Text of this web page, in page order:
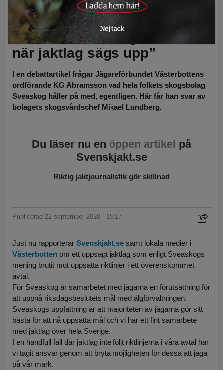
skogsvårdschef Mikael Lundberg i det här replikinlägget. Foto: Lars-
Henrik Andersson och Sveaskog
Debatt:
”Sveaskog tar ansvar
när jaktlag sägs upp”
I en debattartikel frågar Jägareförbundet Västerbottens
ordförande KG Abramsson vad hela folkets skogsbolag
Sveaskog håller på med, egentligen. Här får han svar av
bolagets skogsvårdschef Mikael Lundberg.
Du läser nu en öppen artikel på
Svenskjakt.se
Riktig jaktjournalistik gör skillnad
Publicerad 22 september 2020 - 15:17
Just nu rapporterar Svenskjakt.se samt lokala medier i
Västerbotten om ett uppsagt jaktlag som enligt Sveaskogs
mening brutit mot uppsatta riktlinjer i ett överenskommet
avtal.
För Sveaskog är samarbetet med jägarna en förutsättning för
att uppnå riksdagsbeslutets mål med älgförvaltningen.
Sveaskogs uppfattning är att majoriteten av jägarna gör sitt
bästa för att nå uppsatta mål och vi har ett fint samarbete
med jaktlag över hela Sverige.
I en handfull fall där jaktlag inte följt riktlinjerna i våra avtal har
vi tagit ansvar genom att bryta möjligheten för dessa att jaga
på vår mark.